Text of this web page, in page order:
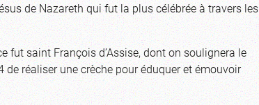
de Nazareth qui fut la plus célébrée à travers les
fut saint François d’Assise, dont on soulignera le
réaliser une crèche pour éduquer et émouvoir